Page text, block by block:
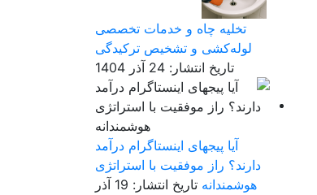
تخلیه چاه و خدمات تخصصی
لوله‌کشی و تشخیص ترکیدگی
تاریخ انتشار: 24 آذر 1404
آیا پیجهای اینستاگرام درآمد
دارند؟ راز موفقیت با استراتژی
هوشمندانه
تاریخ انتشار: 19 آذر